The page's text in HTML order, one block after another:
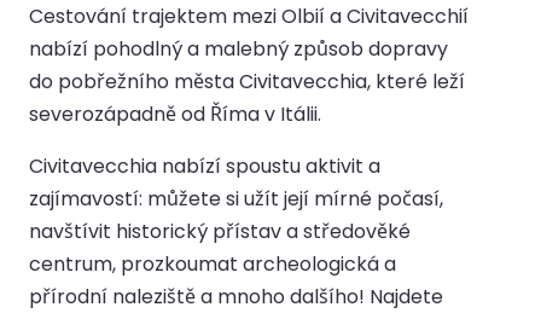
Cestování trajektem mezi Olbií a Civitavecchií
nabízí pohodlný a malebný způsob dopravy
do pobřežního města Civitavecchia, které leží
severozápadně od Říma v Itálii.
Civitavecchia nabízí spoustu aktivit a
zajímavostí: můžete si užít její mírné počasí,
navštívit historický přístav a středověké
centrum, prozkoumat archeologická a
přírodní naleziště a mnoho dalšího! Najdete